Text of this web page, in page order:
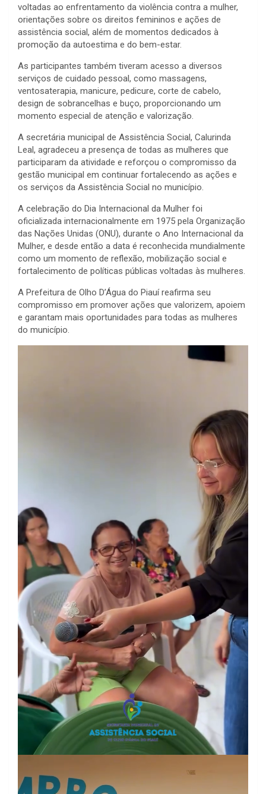
voltadas ao enfrentamento da violência contra a mulher,
orientações sobre os direitos femininos e ações de
assistência social, além de momentos dedicados à
promoção da autoestima e do bem-estar.
As participantes também tiveram acesso a diversos
serviços de cuidado pessoal, como massagens,
ventosaterapia, manicure, pedicure, corte de cabelo,
design de sobrancelhas e buço, proporcionando um
momento especial de atenção e valorização.
A secretária municipal de Assistência Social, Calurinda
Leal, agradeceu a presença de todas as mulheres que
participaram da atividade e reforçou o compromisso da
gestão municipal em continuar fortalecendo as ações e
os serviços da Assistência Social no município.
A celebração do Dia Internacional da Mulher foi
oficializada internacionalmente em 1975 pela Organização
das Nações Unidas (ONU), durante o Ano Internacional da
Mulher, e desde então a data é reconhecida mundialmente
como um momento de reflexão, mobilização social e
fortalecimento de políticas públicas voltadas às mulheres.
A Prefeitura de Olho D’Água do Piauí reafirma seu
compromisso em promover ações que valorizem, apoiem
e garantam mais oportunidades para todas as mulheres
do município.